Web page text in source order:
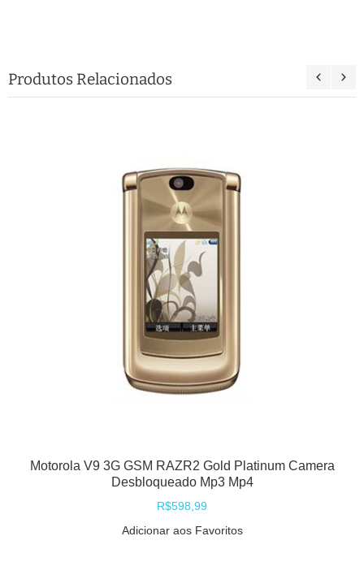
Produtos Relacionados
Motorola V9 3G GSM RAZR2 Gold Platinum Camera
Desbloqueado Mp3 Mp4
R$598,99
Adicionar aos Favoritos